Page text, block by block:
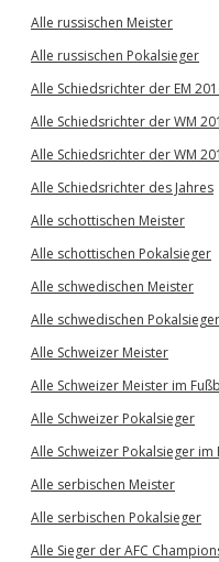
Alle russischen Meister
Alle russischen Pokalsieger
Alle Schiedsrichter der EM
Alle Schiedsrichter der WM
Alle Schiedsrichter der WM
Alle Schiedsrichter des Jahres
Alle schottischen Meister
Alle schottischen Pokalsieger
Alle schwedischen Meister
Alle schwedischen Pokalsieger
Alle Schweizer Meister
Alle Schweizer Meister im
Alle Schweizer Pokalsieger
Alle Schweizer Pokalsieger
Alle serbischen Meister
Alle serbischen Pokalsieger
Alle Sieger der AFC